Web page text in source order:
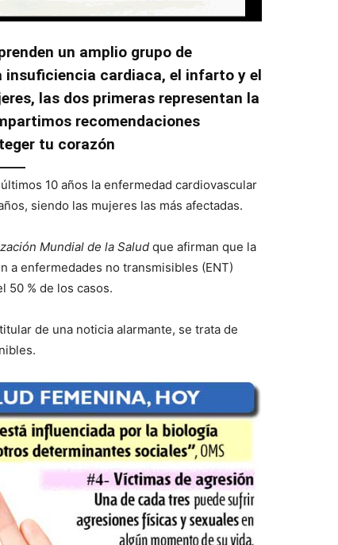
un amplio grupo de
insuficiencia cardiaca, el infarto y el
las dos primeras representan la
recomendaciones
tu corazón
10 años la enfermedad cardiovascular
siendo las mujeres las más afectadas.
Mundial de la Salud que afirman que la
a enfermedades no transmisibles (ENT)
50 % de los casos.
de una noticia alarmante, se trata de